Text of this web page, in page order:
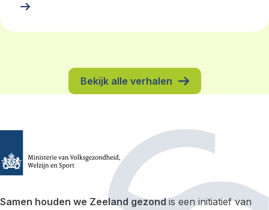
Bekijk alle verhalen
Samen houden we Zeeland gezondis een initiatief van